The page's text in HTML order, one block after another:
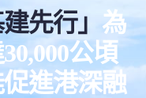
先行」 為
公頃
進港深融